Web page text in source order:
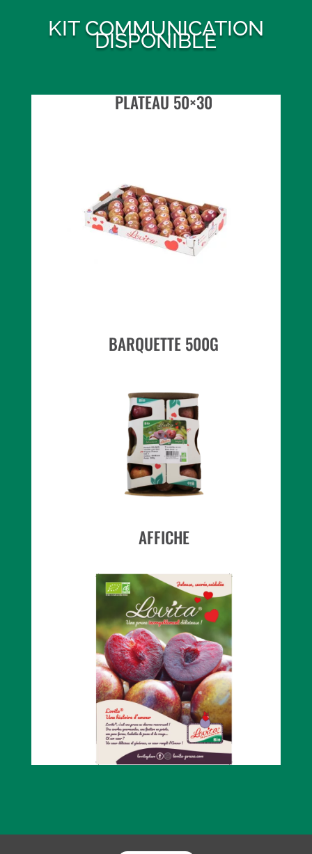
KIT COMMUNICATION
DISPONIBLE
PLATEAU 50×30
BARQUETTE 500G
AFFICHE